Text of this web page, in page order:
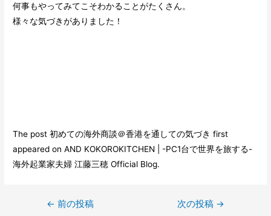
何事もやってみてこそわかることがたくさん。
様々な気づきがありました！
The post初めての海外商談＠香港を通しての気づき first
appeared onAND KOKOROKITCHEN | -PC1台で世界を旅する-
海外起業家夫婦 江藤三穂 Official Blog.
← 前の投稿 次の投稿 →